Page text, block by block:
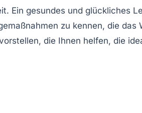
Ein gesundes und glückliches
zu kennen, die das
die Ihnen helfen, die